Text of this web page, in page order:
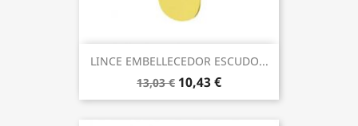
LINCE EMBELLECEDOR ESCUDO...
13,03 € 10,43 €